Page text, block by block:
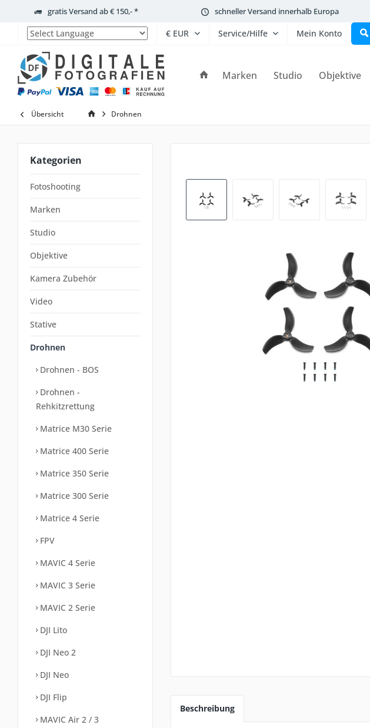
gratis Versand ab € 150,- * schneller Versand innerhalb Europa
Powered by
Service/Hilfe Mein Konto
Marken Studio Objektive
Übersicht Drohnen
Kategorien
Fotoshooting
Marken
Studio
Objektive
Kamera Zubehör
Video
Stative
Drohnen
Drohnen - BOS
Drohnen -
Rehkitzrettung
Matrice M30 Serie
Matrice 400 Serie
Matrice 350 Serie
Matrice 300 Serie
Matrice 4 Serie
FPV
MAVIC 4 Serie
MAVIC 3 Serie
MAVIC 2 Serie
DJI Lito
DJI Neo 2
DJI Neo
DJI Flip
MAVIC Air 2 / 3
Beschreibung